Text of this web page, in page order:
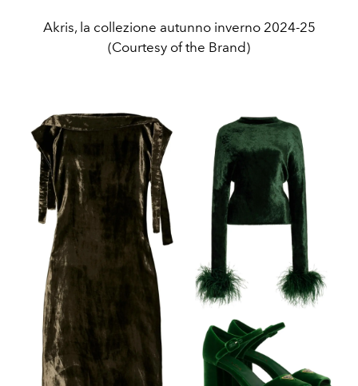
Akris, la collezione autunno inverno 2024-25
(Courtesy of the Brand)